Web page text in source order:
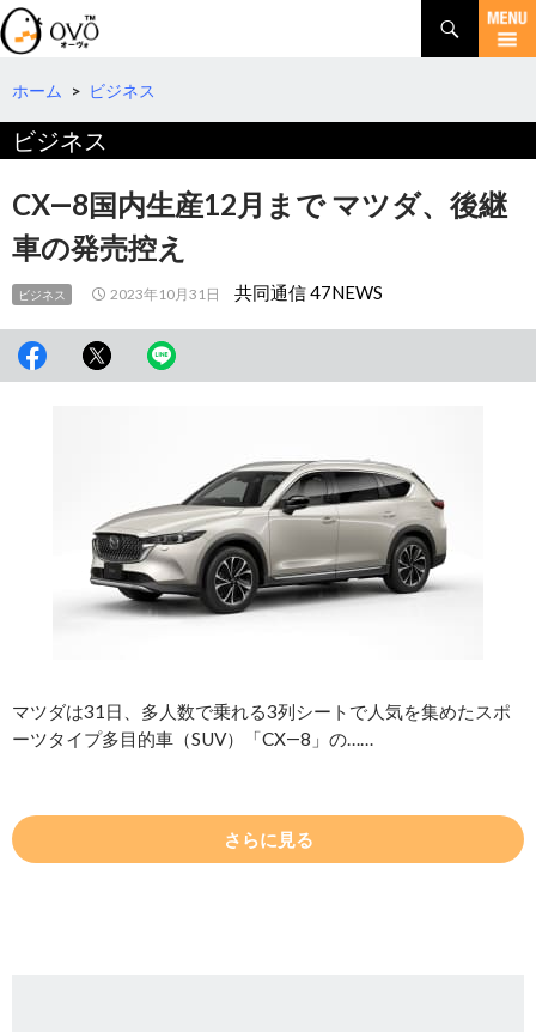
検
索
コ
テ
へ
動
ホーム > ビジネス
ビジネス
CX―8国内生産12月まで マツダ、後継
車の発売控え
ビジネス 2023年10月31日 共同通信 47NEWS
マツダは31日、多人数で乗れる3列シートで人気を集めたスポ
ーツタイプ多目的車（SUV）「CX―8」の……
さらに見る